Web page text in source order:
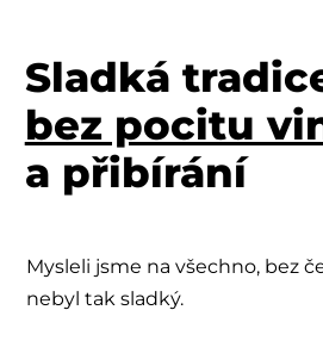
Sladká
bez pocitu
a přibírání
Mysleli jsme na všechno, bez
nebyl tak sladký.